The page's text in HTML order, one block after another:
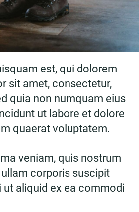
est, qui dolorem
sit amet, consectetur,
quia non numquam eius
ut labore et dolore
quaerat voluptatem.
veniam, quis nostrum
corporis suscipit
ut aliquid ex ea commodi